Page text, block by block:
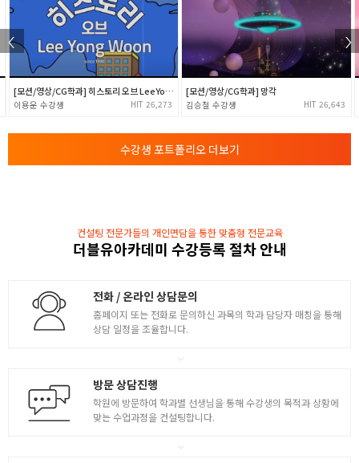
- 3D Layer의 이해 / Camera, Light 기본
- 3D Layer의 활용 / Text Animate 기본활용
EFFECTS
- 다양한 Effects에 대해 알아보기
- Effects 실습 및 활용
- 기본 Particle활용
- 기본 Tracking의 이해와 활용
- Intro 영상 제작 ( Glitch 효과 )
- MV활용 영상 제작 ( Audio to Keyframe )
- Squence Source를 활용한 영상 제작
다양한 영상제작 실습
- Stroke를 활용한 영상 애니메이션
- Typo 영상 제작 / Expression 활용
- 3D Tracking / Mocha Tracking
[모션/영상/CG학과] 히스토리 오브 LeeYongWoon
이용운 26,273
[모션/영상/CG학과] 망각
김승철 26,643
수강생 포트폴리오 더보기
컨설팅 전문가들의 개인면담을 통한 맞춤형 전문교육
더블유아카데미 수강등록 절차 안내
전화 / 온라인 상담문의
홈페이지 또는 전화로 문의하신 과목의 학과 담당자 매칭을 통해
상담 일정을 조율합니다.
방문 상담진행
학원에 방문하여 학과별 선생님을 통해 수강생의 목적과 상황에
맞는 수업과정을 컨설팅합니다.